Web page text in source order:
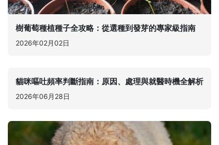
樹葡萄種植種子全攻略：從選種到發芽的專家級指南
2026年02月02日
貓咪嘔吐頻率判斷指南：原因、處理與就醫時機全解析
2026年06月28日